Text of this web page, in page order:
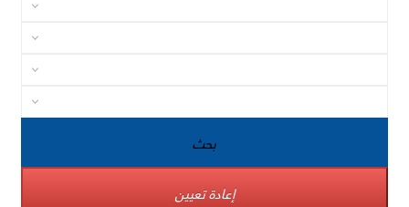
بحث
إعادة تعيين